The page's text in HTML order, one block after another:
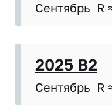
Сентябрь R
2025 B2
Сентябрь R